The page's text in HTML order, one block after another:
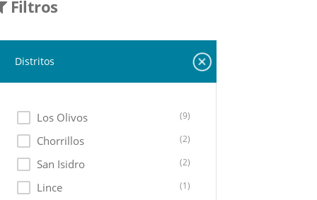
Filtros
Distritos
Los Olivos (9)
Chorrillos (2)
San Isidro (2)
Lince (1)